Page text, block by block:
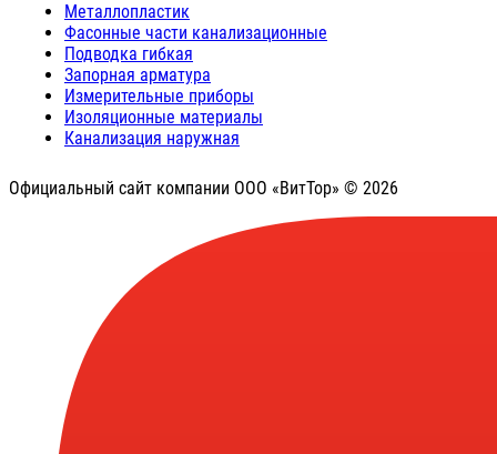
Металлопластик
Фасонные части канализационные
Подводка гибкая
Запорная арматура
Измерительные приборы
Изоляционные материалы
Канализация наружная
Официальный сайт компании ООО «ВитТор» © 2026